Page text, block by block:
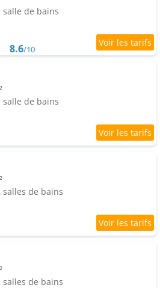
salle de bains
8.6/10
salle de bains
de bains
de bains